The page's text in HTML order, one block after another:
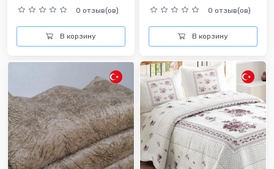
0 отзыв(ов)
В корзину
0 отзыв(ов)
В корзину